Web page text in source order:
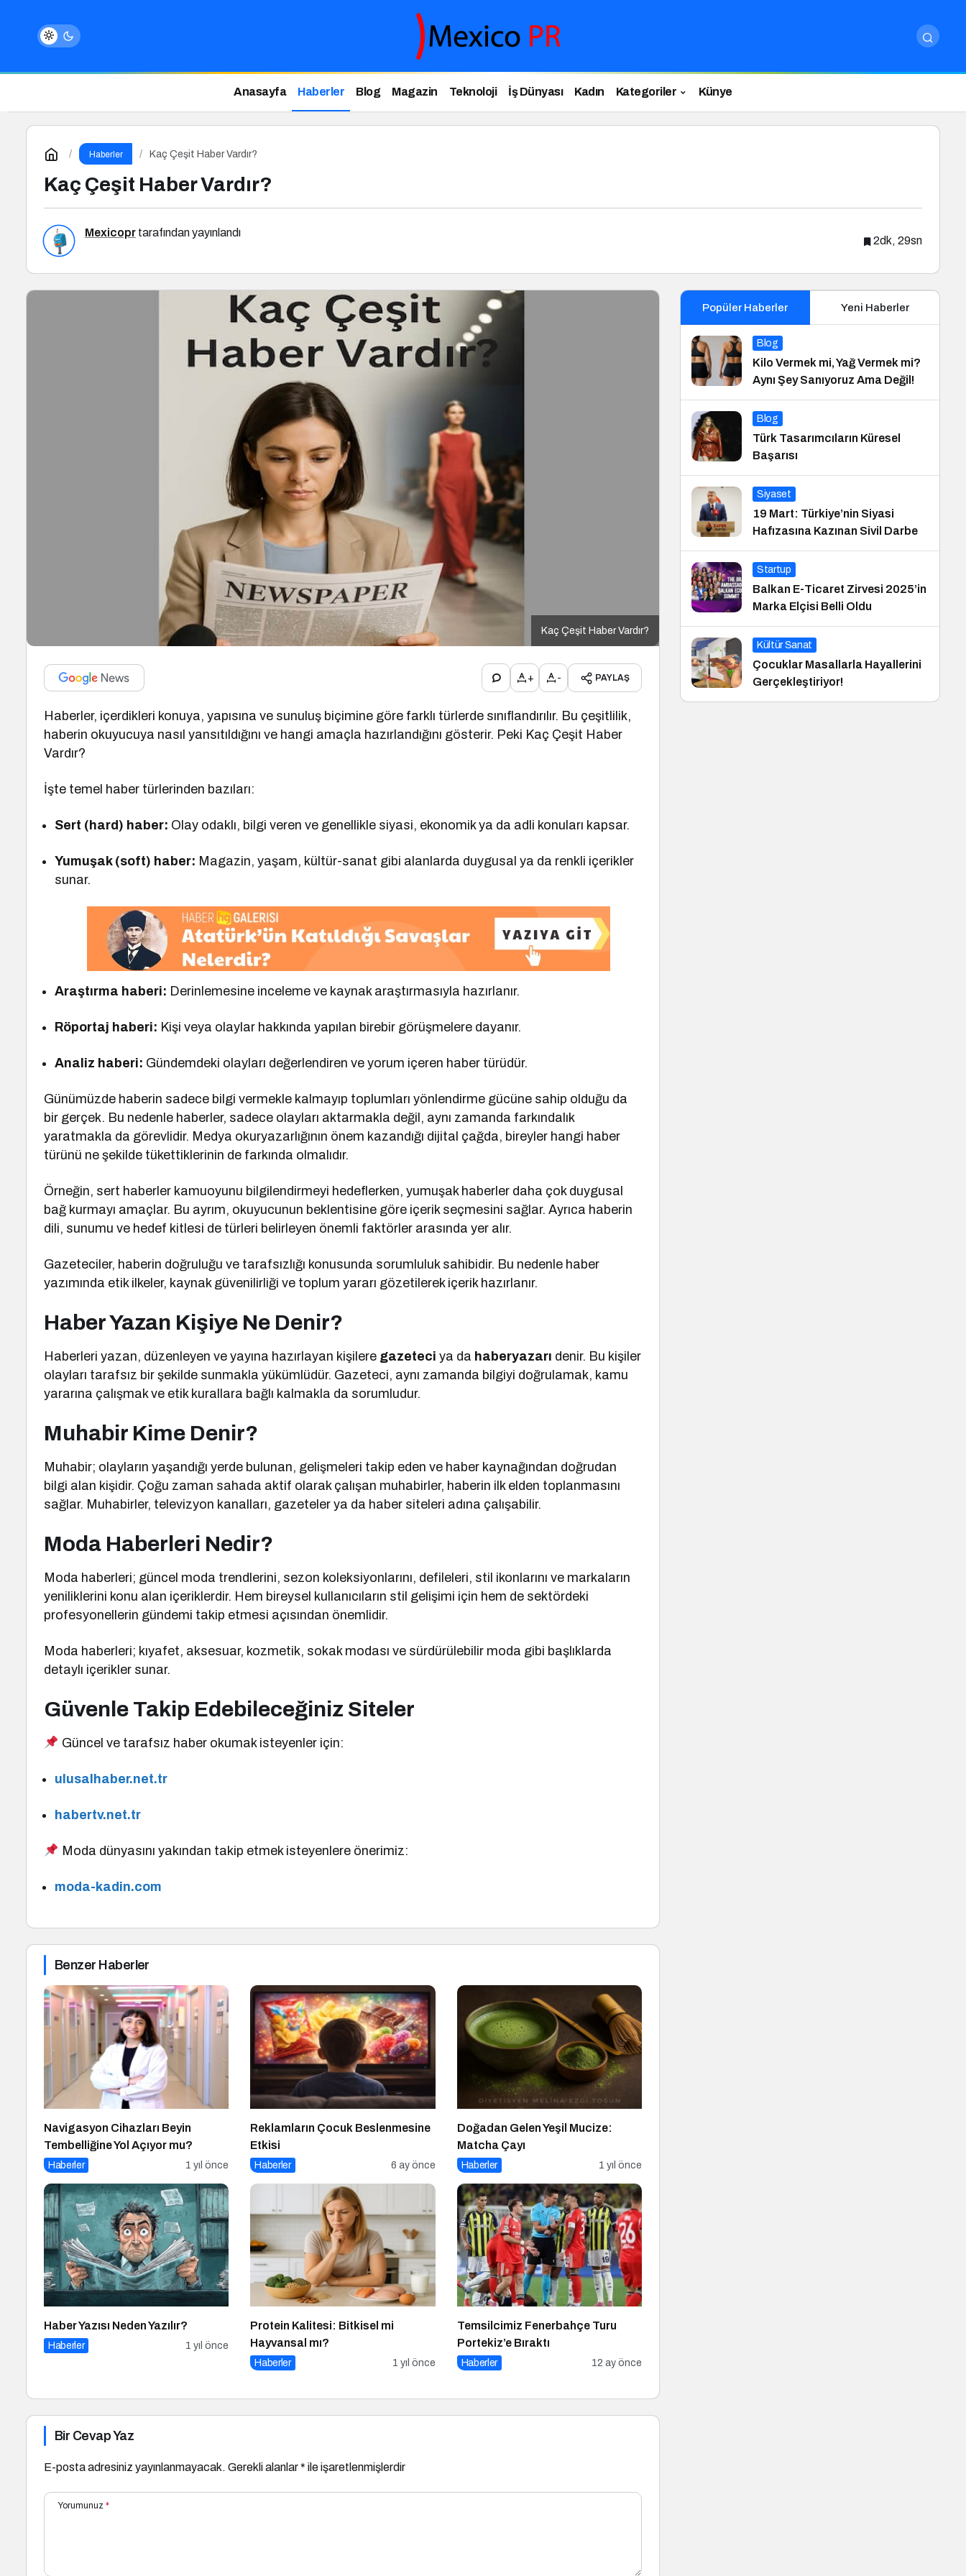
Anasayfa Haberler Blog Magazin Teknoloji İş Dünyası Kadın Kategoriler Künye
Haberler Kaç Çeşit Haber Vardır?
Kaç Çeşit Haber Vardır?
Mexicopr tarafından yayınlandı
2dk, 29sn
Kaç Çeşit Haber Vardır?
+ - PAYLAŞ
Haberler, içerdikleri konuya, yapısına ve sunuluş biçimine göre farklı türlerde sınıflandırılır. Bu çeşitlilik,
haberin okuyucuya nasıl yansıtıldığını ve hangi amaçla hazırlandığını gösterir. Peki Kaç Çeşit Haber
Vardır?
İşte temel haber türlerinden bazıları:
Sert (hard) haber: Olay odaklı, bilgi veren ve genellikle siyasi, ekonomik ya da adli konuları kapsar.
Yumuşak (soft) haber: Magazin, yaşam, kültür-sanat gibi alanlarda duygusal ya da renkli içerikler
sunar.
Araştırma haberi: Derinlemesine inceleme ve kaynak araştırmasıyla hazırlanır.
Röportaj haberi: Kişi veya olaylar hakkında yapılan birebir görüşmelere dayanır.
Analiz haberi: Gündemdeki olayları değerlendiren ve yorum içeren haber türüdür.
Günümüzde haberin sadece bilgi vermekle kalmayıp toplumları yönlendirme gücüne sahip olduğu da
bir gerçek. Bu nedenle haberler, sadece olayları aktarmakla değil, aynı zamanda farkındalık
yaratmakla da görevlidir. Medya okuryazarlığının önem kazandığı dijital çağda, bireyler hangi haber
türünü ne şekilde tükettiklerinin de farkında olmalıdır.
Örneğin, sert haberler kamuoyunu bilgilendirmeyi hedeflerken, yumuşak haberler daha çok duygusal
bağ kurmayı amaçlar. Bu ayrım, okuyucunun beklentisine göre içerik seçmesini sağlar. Ayrıca haberin
dili, sunumu ve hedef kitlesi de türleri belirleyen önemli faktörler arasında yer alır.
Gazeteciler, haberin doğruluğu ve tarafsızlığı konusunda sorumluluk sahibidir. Bu nedenle haber
yazımında etik ilkeler, kaynak güvenilirliği ve toplum yararı gözetilerek içerik hazırlanır.
Haber Yazan Kişiye Ne Denir?
Haberleri yazan, düzenleyen ve yayına hazırlayan kişilere gazeteci ya da haberyazarı denir. Bu kişiler
olayları tarafsız bir şekilde sunmakla yükümlüdür. Gazeteci, aynı zamanda bilgiyi doğrulamak, kamu
yararına çalışmak ve etik kurallara bağlı kalmakla da sorumludur.
Muhabir Kime Denir?
Muhabir; olayların yaşandığı yerde bulunan, gelişmeleri takip eden ve haber kaynağından doğrudan
bilgi alan kişidir. Çoğu zaman sahada aktif olarak çalışan muhabirler, haberin ilk elden toplanmasını
sağlar. Muhabirler, televizyon kanalları, gazeteler ya da haber siteleri adına çalışabilir.
Moda Haberleri Nedir?
Moda haberleri; güncel moda trendlerini, sezon koleksiyonlarını, defileleri, stil ikonlarını ve markaların
yeniliklerini konu alan içeriklerdir. Hem bireysel kullanıcıların stil gelişimi için hem de sektördeki
profesyonellerin gündemi takip etmesi açısından önemlidir.
Moda haberleri; kıyafet, aksesuar, kozmetik, sokak modası ve sürdürülebilir moda gibi başlıklarda
detaylı içerikler sunar.
Güvenle Takip Edebileceğiniz Siteler
Güncel ve tarafsız haber okumak isteyenler için:
ulusalhaber.net.tr
habertv.net.tr
Moda dünyasını yakından takip etmek isteyenlere önerimiz:
moda-kadin.com
Benzer Haberler
Navigasyon Cihazları Beyin
Tembelliğine Yol Açıyor mu?
Haberler 1 yıl önce
Reklamların Çocuk Beslenmesine
Etkisi
Haberler 6 ay önce
Doğadan Gelen Yeşil Mucize:
Matcha Çayı
Haberler 1 yıl önce
Haber Yazısı Neden Yazılır?
Haberler 1 yıl önce
Protein Kalitesi: Bitkisel mi
Hayvansal mı?
Haberler 1 yıl önce
Temsilcimiz Fenerbahçe Turu
Portekiz’e Bıraktı
Haberler 12 ay önce
Bir Cevap Yaz
E-posta adresiniz yayınlanmayacak. Gerekli alanlar* ile işaretlenmişlerdir
Yorumunuz *
Popüler Haberler Yeni Haberler
Blog
Kilo Vermek mi, Yağ Vermek mi?
Aynı Şey Sanıyoruz Ama Değil!
Blog
Türk Tasarımcıların Küresel
Başarısı
Siyaset
19 Mart: Türkiye’nin Siyasi
Hafızasına Kazınan Sivil Darbe
Startup
Balkan E-Ticaret Zirvesi 2025’in
Marka Elçisi Belli Oldu
Kültür Sanat
Çocuklar Masallarla Hayallerini
Gerçekleştiriyor!